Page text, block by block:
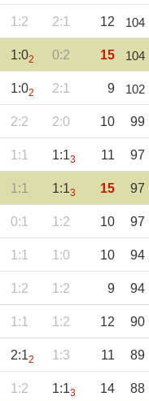
1:2 2:1 12 104
1:02 0:2 15 104
1:02 2:1 9 102
2:2 2:0 10 99
1:1 1:13 11 97
1:1 1:13 15 97
0:1 1:2 10 97
1:1 1:0 10 94
1:2 1:2 9 94
1:1 1:2 12 90
2:12 1:3 11 89
1:2 1:13 14 88